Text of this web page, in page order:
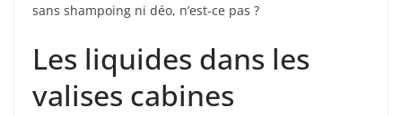
sans shampoing ni déo, n’est-ce pas ?
Les liquides dans les
valises cabines